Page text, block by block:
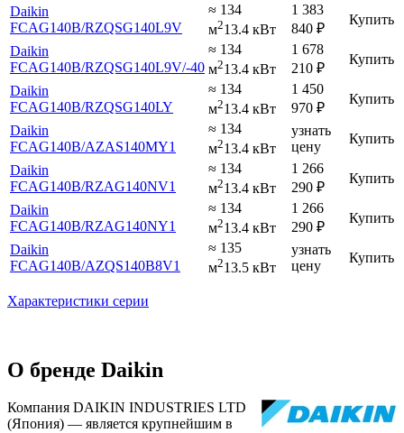
Daikin
FCAG140B/RZQSG140L9V
≈ 134
м213.4 кВт
1 383
840 ₽
Купить
Daikin
FCAG140B/RZQSG140L9V/-40
≈ 134
м213.4 кВт
1 678
210 ₽
Купить
Daikin
FCAG140B/RZQSG140LY
≈ 134
м213.4 кВт
1 450
970 ₽
Купить
Daikin
FCAG140B/AZAS140MY1
≈ 134
м213.4 кВт
узнать
цену
Купить
Daikin
FCAG140B/RZAG140NV1
≈ 134
м213.4 кВт
1 266
290 ₽
Купить
Daikin
FCAG140B/RZAG140NY1
≈ 134
м213.4 кВт
1 266
290 ₽
Купить
Daikin
FCAG140B/AZQS140B8V1
≈ 135
м213.5 кВт
узнать
цену
Купить
Характеристики серии
О бренде Daikin
Компания DAIKIN INDUSTRIES LTD
(Япония) — является крупнейшим в